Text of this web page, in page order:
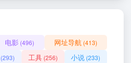
电影 (496) 网址导航 (413)
(293) 工具(256) 小说 (233)